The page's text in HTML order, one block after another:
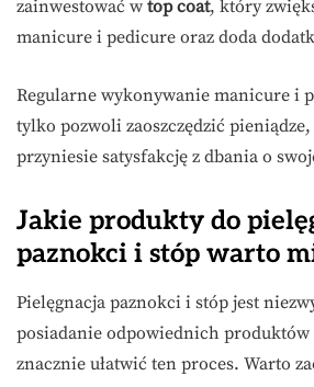
zainwestować w top coat, który
manicure i pedicure oraz doda
Regularne wykonywanie manicure i
tylko pozwoli zaoszczędzić
przyniesie satysfakcję z dbania o
Jakie produkty do
paznokci i stóp warto
Pielęgnacja paznokci i stóp jest
posiadanie odpowiednich produktów
znacznie ułatwić ten proces. Warto